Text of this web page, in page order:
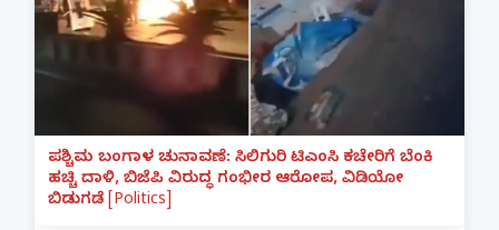
ಪಶ್ಚಿಮ ಬಂಗಾಳ ಚುನಾವಣೆ: ಸಿಲಿಗುರಿ ಟಿಎಂಸಿ ಕಚೇರಿಗೆ ಬೆಂಕಿ
ಹಚ್ಚಿ ದಾಳಿ, ಬಿಜೆಪಿ ವಿರುದ್ಧ ಗಂಭೀರ ಆರೋಪ, ವಿಡಿಯೋ
ಬಿಡುಗಡೆ [Politics]